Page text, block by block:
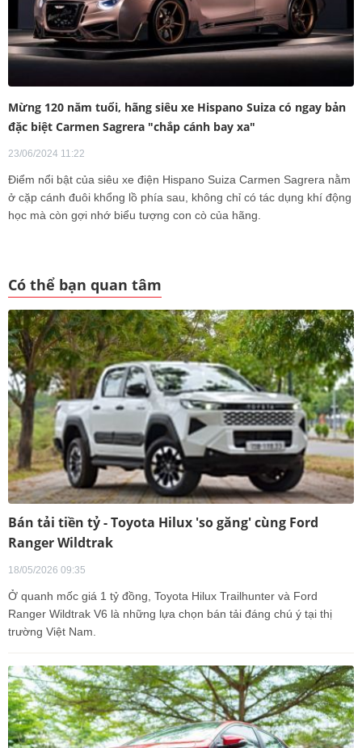
Mừng 120 năm tuổi, hãng siêu xe Hispano Suiza có ngay bản
đặc biệt Carmen Sagrera "chắp cánh bay xa"
23/06/2024 11:22
Điểm nổi bật của siêu xe điện Hispano Suiza Carmen Sagrera nằm
ở cặp cánh đuôi khổng lồ phía sau, không chỉ có tác dụng khí động
học mà còn gợi nhớ biểu tượng con cò của hãng.
Có thể bạn quan tâm
Bán tải tiền tỷ - Toyota Hilux 'so găng' cùng Ford
Ranger Wildtrak
18/05/2026 09:35
Ở quanh mốc giá 1 tỷ đồng, Toyota Hilux Trailhunter và Ford
Ranger Wildtrak V6 là những lựa chọn bán tải đáng chú ý tại thị
trường Việt Nam.